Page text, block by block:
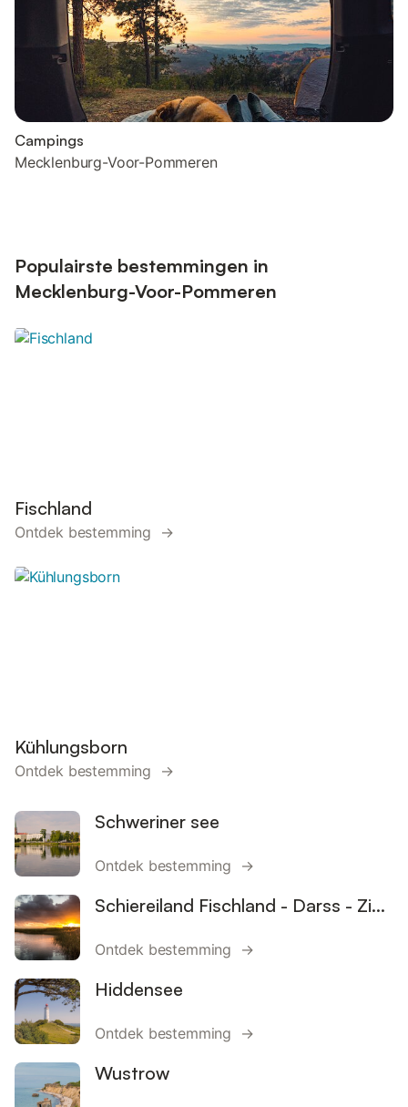
Campings
Mecklenburg-Voor-Pommeren
Populairste bestemmingen in
Mecklenburg-Voor-Pommeren
Fischland
Ontdek bestemming →
Kühlungsborn
Ontdek bestemming →
Schweriner see
Ontdek bestemming →
Schiereiland Fischland - Darss - Zingst
Ontdek bestemming →
Hiddensee
Ontdek bestemming →
Wustrow